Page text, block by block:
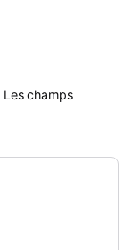
Les champs